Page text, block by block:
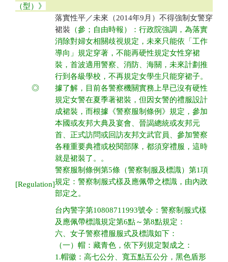
（型）》
◎
落實性平／未來（2014年9月）不得強制女警穿
裙裝 （參；自由時報）：行政院強調，為落實
消除對婦女相關歧視規定，未來只能依「工作
導向」規定穿著，不能再硬性規定女性穿裙
裝，首波適用警察、消防、海關，未來計劃推
行到各級學校，不再規定女學生只能穿裙子。
據了解，目前各警察機關實務上早已沒有硬性
規定女警在夏季著裙裝，但因女警的禮服設計
成裙裝，而根據《警察服制條例》規定，參加
本國或友邦大典及宴會、晉謁總統或友邦元
首、正式訪問或回訪友邦文武官員、參加警察
各種重要典禮或校閱部隊，都須穿禮服，這時
就是裙裝了。。
[Regulation]
警察服制條例第5條（警察制服及標識）第1項
規定：警察制服式樣及應佩帶之標識，由內政
部定之。
台內警字第10808711993號令：警察制服式樣
及應佩帶標識規定第6點～第8點規定：
六、女子警察禮服服式及標識如下：
（一）帽：藏青色，依下列規定製成之：
1.帽徽：高七公分、寬五點五公分，黑色盾形